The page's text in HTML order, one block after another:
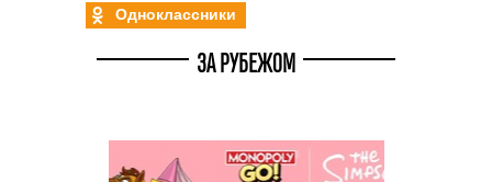
Одноклассники
ЗА РУБЕЖОМ